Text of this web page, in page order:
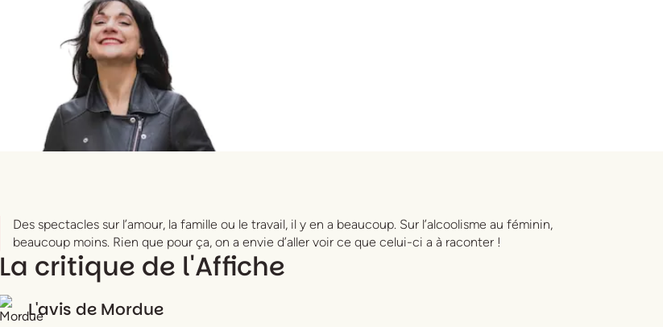
Des spectacles sur l’amour, la famille ou le travail, il y en a beaucoup. Sur l’alcoolisme au féminin,
beaucoup moins. Rien que pour ça, on a envie d’aller voir ce que celui-ci a à raconter !
La critique de l'Affiche
L'avis de Mordue